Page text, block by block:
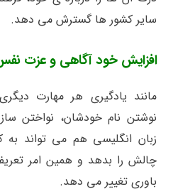
سایر کشور ها گسترش می دهد.
افزایش خود آگاهی و عزت
مانند یادگیری هر مهارت
نوشتن نام خودشان، نواختن ساز
زبان انگلیسی هم می تواند
چالش را بدهد و همین امر
باوری تغییر می دهد.